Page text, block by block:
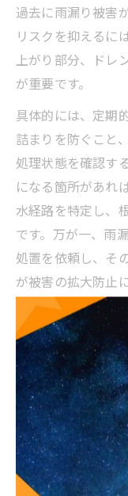
過去に雨漏り被害
リスクを抑えるに
上がり部分、ドレ
が重要です。
具体的には、定期
詰まりを防ぐこと
処理状態を確認す
になる箇所があれ
水経路を特定し、
です。万が一、雨
処置を依頼し、そ
が被害の拡大防止
マンション大規模
大規模修繕での屋
します。大阪府大
保証期間は5～10
や施工業者によっ
発生した場合、無
ため、事前に保証